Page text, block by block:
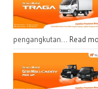
pengangkutan… Read